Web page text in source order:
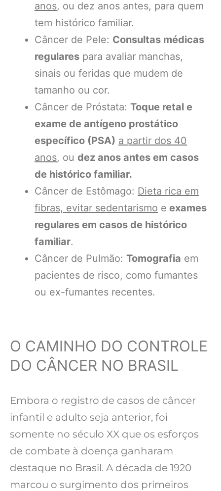
anos, ou dez anos antes, para quem
tem histórico familiar.
Câncer de Pele: Consultas médicas
regulares para avaliar manchas,
sinais ou feridas que mudem de
tamanho ou cor.
Câncer de Próstata: Toque retal e
exame de antígeno prostático
específico (PSA) a partir dos 40
anos, ou dez anos antes em casos
de histórico familiar.
Câncer de Estômago: Dieta rica em
fibras, evitar sedentarismo e exames
regulares em casos de histórico
familiar.
Câncer de Pulmão: Tomografia em
pacientes de risco, como fumantes
ou ex-fumantes recentes.
O CAMINHO DO CONTROLE
DO CÂNCER NO BRASIL
Embora o registro de casos de câncer
infantil e adulto seja anterior, foi
somente no século XX que os esforços
de combate à doença ganharam
destaque no Brasil. A década de 1920
marcou o surgimento dos primeiros